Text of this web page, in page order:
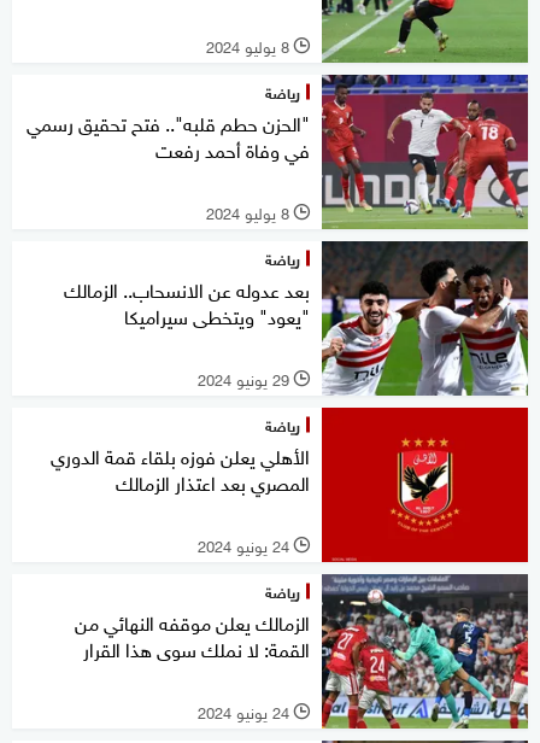
l 8 يوليو 2024
رياضة
"الحزن حطم قلبه".. فتح تحقيق رسمي
في وفاة أحمد رفعت
l 8 يوليو 2024
رياضة
بعد عدوله عن الانسحاب.. الزمالك
"يعود" ويتخطى سيراميكا
l 29 يونيو 2024
رياضة
الأهلي يعلن فوزه بلقاء قمة الدوري
المصري بعد اعتذار الزمالك
l 24 يونيو 2024
رياضة
الزمالك يعلن موقفه النهائي من
القمة: لا نملك سوى هذا القرار
l 24 يونيو 2024